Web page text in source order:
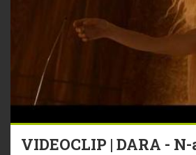
VIDEOCLIP | DARA -